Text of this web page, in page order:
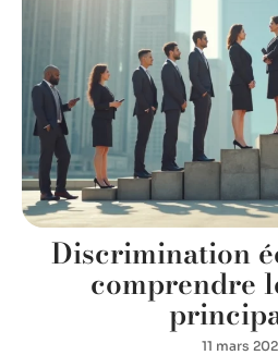
Discrimination
comprendre
11 mars